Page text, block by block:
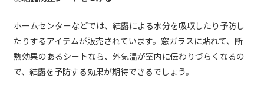
ホームセンターなどでは、結露による水分を吸収したり予防し
たりするアイテムが販売されています。窓ガラスに貼れて、断
熱効果のあるシートなら、外気温が室内に伝わりづらくなるの
で、結露を予防する効果が期待できるでしょう。